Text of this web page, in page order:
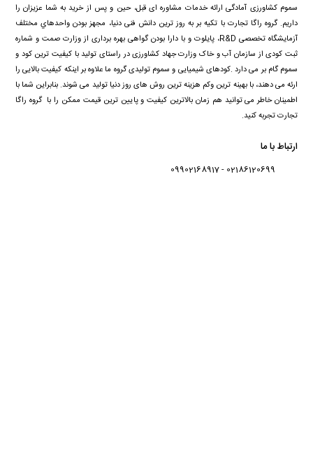
سموم کشاورزی آمادگی ارائه خدمات مشاوره ای قبل، حین و پس از خرید به شما عزیزان را
داریم. گروه راگا تجارت با تكيه بر به روز ترین دانش فنی دنيا، مجهز بودن واحدهاي مختلف
آزمايشگاه تخصصی R&D، پايلوت و با دارا بودن گواهی بهره برداری از وزارت صمت و شماره
ثبت کودی از سازمان آب و خاک وزارت جهاد کشاورزی در راستای تولید با کیفیت ترین کود و
سموم گام بر می دارد .کودهای شیمیایی و سموم تولیدی گروه ما علاوه بر اینکه کیفیت بالایی را
ارئه می دهند، با بهینه ترین وکم هزینه ترین روش های روز دنیا تولید می شوند. بنابراین شما با
اطمینان خاطر می توانید هم زمان بالاترین کیفیت و پایین ترین قیمت ممکن را با گروه راگا
تجارت تجربه کنید.
ارتباط با ما
02186120699 - 09902168917